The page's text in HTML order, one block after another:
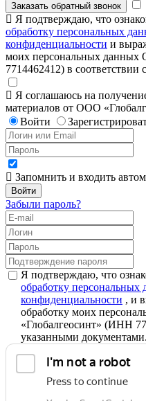
Заказать обратный звонок
Я подтверждаю, что
обработку персональных
конфиденциальности и
моих персональных
7714462412) в
Я соглашаюсь на
материалов от ООО
Войти
Запомнить и входить
Забыли пароль?
Я подтверждаю, что
обработку персональных
конфиденциальности , и
обработку моих
«Глобалгеосинт» (ИНН
указанными документами.